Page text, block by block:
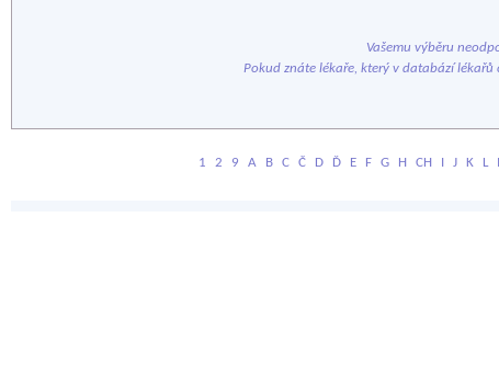
Vašemu výběru
Pokud znáte lékaře, který v databází lékařů
1 2 9 A B C Č D Ď E F G H CH I J K L